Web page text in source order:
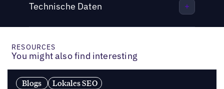
Technische Daten
RESOURCES
You might also find interesting
Blogs Lokales SEO